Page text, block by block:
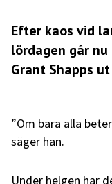
Efter kaos vid
lördagen går
Grant Shapps
”Om bara alla
säger han.
Under helgen har